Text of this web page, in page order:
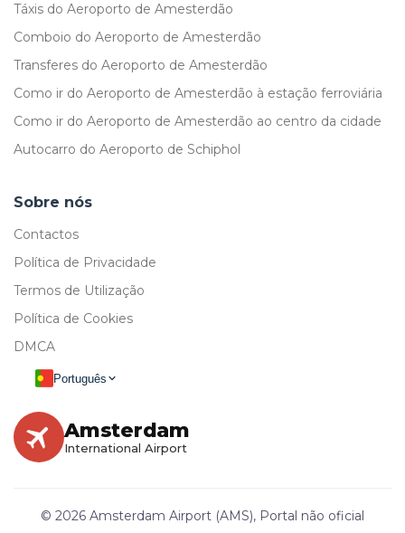
Táxis do Aeroporto de Amesterdão
Comboio do Aeroporto de Amesterdão
Transferes do Aeroporto de Amesterdão
Como ir do Aeroporto de Amesterdão à estação ferroviária
Como ir do Aeroporto de Amesterdão ao centro da cidade
Autocarro do Aeroporto de Schiphol
Sobre nós
Contactos
Política de Privacidade
Termos de Utilização
Política de Cookies
DMCA
Português
Amsterdam
International Airport
© 2026 Amsterdam Airport (AMS), Portal não oficial